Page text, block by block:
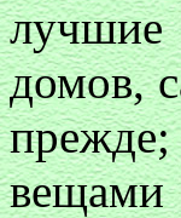
лучшие
домов,